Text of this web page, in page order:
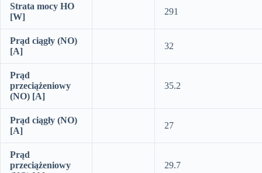
Strata mocy HO
[W]
291
Prąd ciągły (NO)
[A]
32
Prąd
przeciążeniowy
(NO) [A]
35.2
Prąd ciągły (NO)
[A]
27
Prąd
przeciążeniowy
29.7